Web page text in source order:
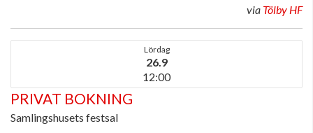
via Tölby HF
Lördag
26.9
12:00
PRIVAT BOKNING
Samlingshusets festsal